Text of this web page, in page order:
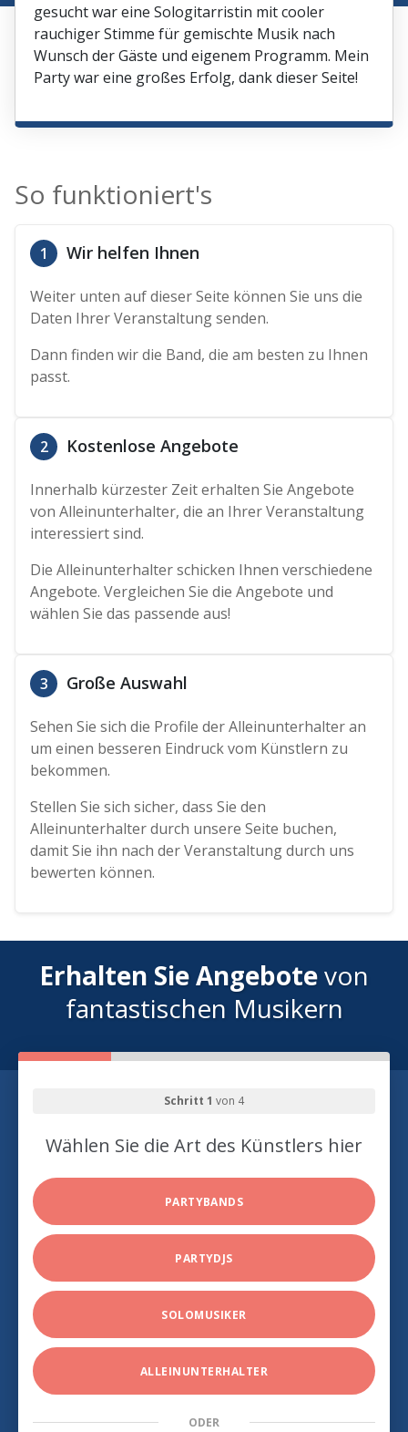
gesucht war eine Sologitarristin mit cooler
rauchiger Stimme für gemischte Musik nach
Wunsch der Gäste und eigenem Programm. Mein
Party war eine großes Erfolg, dank dieser Seite!
So funktioniert's
1 Wir helfen Ihnen
Weiter unten auf dieser Seite können Sie uns die
Daten Ihrer Veranstaltung senden.
Dann finden wir die Band, die am besten zu Ihnen
passt.
2 Kostenlose Angebote
Innerhalb kürzester Zeit erhalten Sie Angebote
von Alleinunterhalter, die an Ihrer Veranstaltung
interessiert sind.
Die Alleinunterhalter schicken Ihnen verschiedene
Angebote. Vergleichen Sie die Angebote und
wählen Sie das passende aus!
3 Große Auswahl
Sehen Sie sich die Profile der Alleinunterhalter an
um einen besseren Eindruck vom Künstlern zu
bekommen.
Stellen Sie sich sicher, dass Sie den
Alleinunterhalter durch unsere Seite buchen,
damit Sie ihn nach der Veranstaltung durch uns
bewerten können.
Erhalten Sie Angebotevon
fantastischen Musikern
Schritt 1 von 4
Wählen Sie die Art des Künstlers hier
PARTYBANDS
PARTYDJS
SOLOMUSIKER
ALLEINUNTERHALTER
ODER